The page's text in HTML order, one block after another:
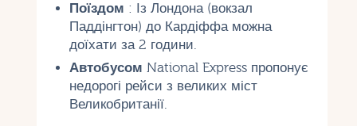
Поїздом : Із Лондона (вокзал
Паддінгтон) до Кардіффа можна
доїхати за 2 години.
Автобусом National Express пропонує
недорогі рейси з великих міст
Великобританії.